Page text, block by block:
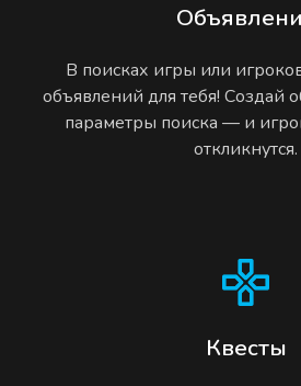
В поисках игры или
объявлений для тебя! Создай
параметры поиска — и
откликнутся.
Квесты